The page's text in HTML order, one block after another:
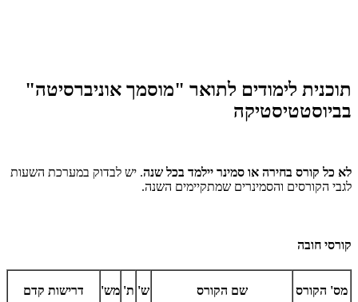
תוכנית לימודים לתואר "מוסמך אוניברסיטה"
בביוסטטיסטיקה
לא כל קורס בחירה או סמינר יילמד בכל שנה. יש לבדוק במערכת השעות
לגבי הקורסים והסמינרים שמתקיימים השנה.
קורסי חובה
מס' הקורס שם הקורס ש' ת' מש' דרישות קדם